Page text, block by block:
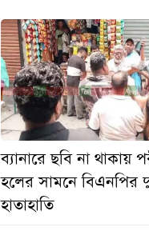
ব্যানারে ছবি না থাকায়
হলের সামনে বিএনপির
হাতাহাতি